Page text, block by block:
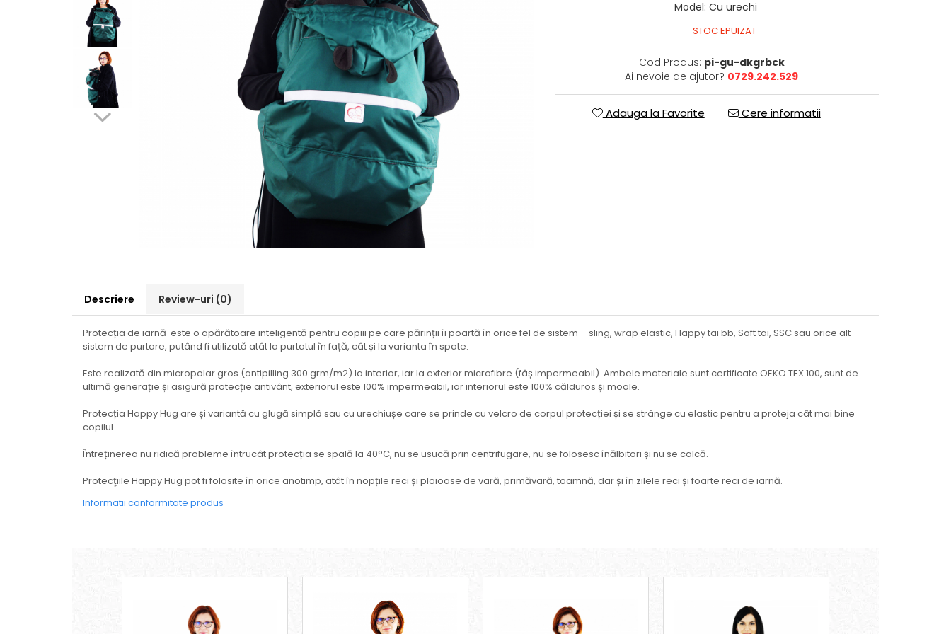
Model: Cu urechi
STOC EPUIZAT
Cod Produs: pi-gu-dkgrbck
Ai nevoie de ajutor? 0729.242.529
Adauga la Favorite Cere informatii
Descriere Review-uri (0)
Protecția de iarnă este o apărătoare inteligentă pentru copiii pe care părinții îi poartă în orice fel de sistem – sling, wrap elastic, Happy tai bb, Soft tai, SSC sau orice alt
sistem de purtare, putând fi utilizată atât la purtatul în față, cât și la varianta în spate.
Este realizată din micropolar gros (antipilling 300 grm/m2) la interior, iar la exterior microfibre (fâș impermeabil). Ambele materiale sunt certificate OEKO TEX 100, sunt de
ultimă generație și asigură protecție antivânt, exteriorul este 100% impermeabil, iar interiorul este 100% călduros și moale.
Protecția Happy Hug are și variantă cu glugă simplă sau cu urechiușe care se prinde cu velcro de corpul protecției și se strânge cu elastic pentru a proteja cât mai bine
copilul.
Întreținerea nu ridică probleme întrucât protecția se spală la 40°C, nu se usucă prin centrifugare, nu se folosesc înălbitori și nu se calcă.
Protecţiile Happy Hug pot fi folosite în orice anotimp, atât în nopțile reci și ploioase de vară, primăvară, toamnă, dar și în zilele reci și foarte reci de iarnă.
Informatii conformitate produs